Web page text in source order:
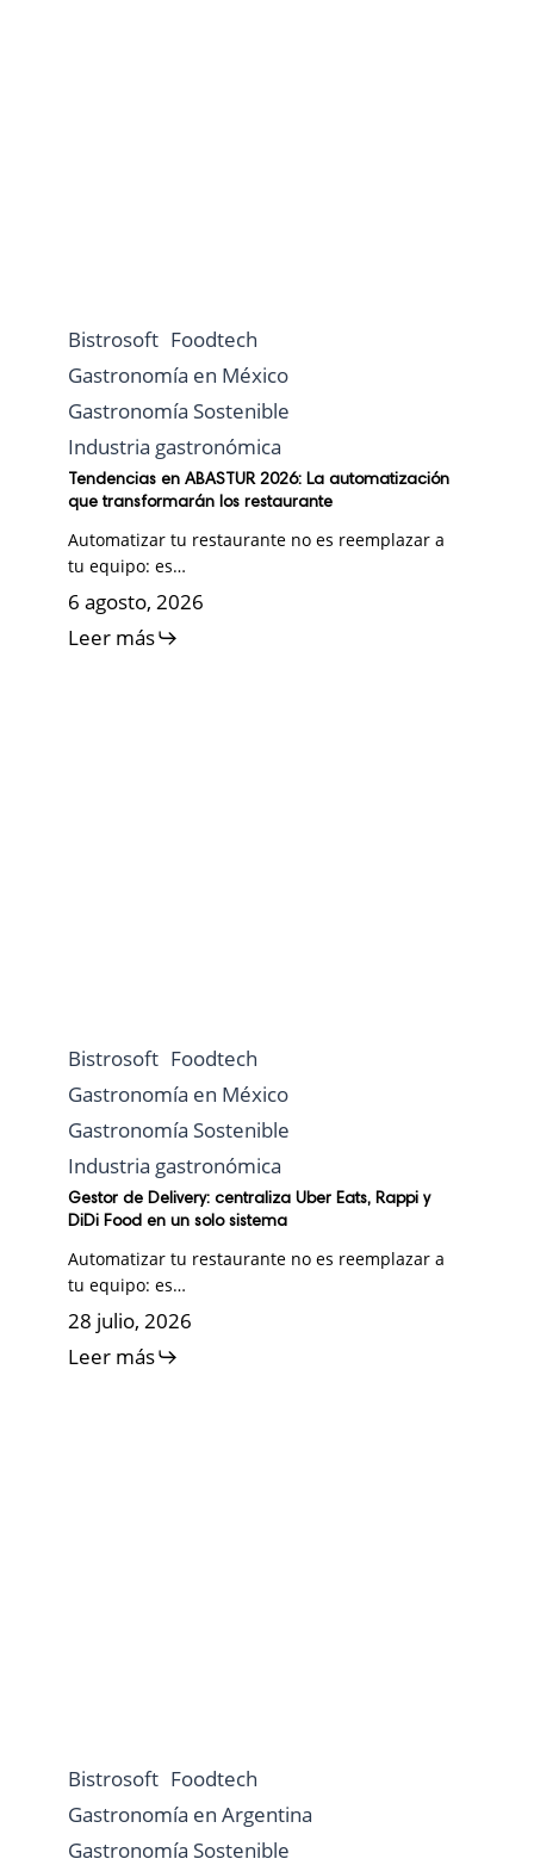
Bistrosoft Foodtech
Gastronomía en México
Gastronomía Sostenible
Industria gastronómica
Tendencias en ABASTUR 2026: La automatización
que transformarán los restaurante
Automatizar tu restaurante no es reemplazar a
tu equipo: es…
6 agosto, 2026
Leer más
Bistrosoft Foodtech
Gastronomía en México
Gastronomía Sostenible
Industria gastronómica
Gestor de Delivery: centraliza Uber Eats, Rappi y
DiDi Food en un solo sistema
Automatizar tu restaurante no es reemplazar a
tu equipo: es…
28 julio, 2026
Leer más
Bistrosoft Foodtech
Gastronomía en Argentina
Gastronomía Sostenible